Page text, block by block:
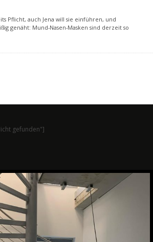
Pflicht, auch Jena will sie einführen, und
genäht: Mund-Nasen-Masken sind derzeit so
gefunden"]